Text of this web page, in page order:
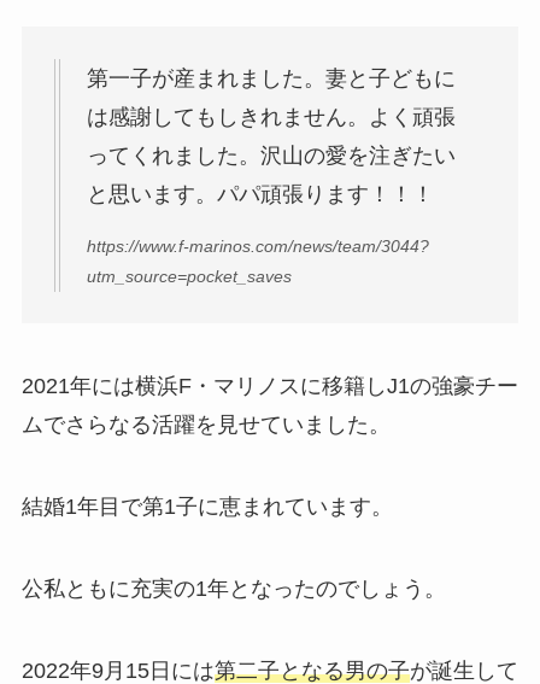
第一子が産まれました。妻と子どもに
は感謝してもしきれません。よく頑張
ってくれました。沢山の愛を注ぎたい
と思います。パパ頑張ります！！！
https://www.f-marinos.com/news/team/3044?
utm_source=pocket_saves
2021年には横浜F・マリノスに移籍しJ1の強豪チー
ムでさらなる活躍を見せていました。
結婚1年目で第1子に恵まれています。
公私ともに充実の1年となったのでしょう。
2022年9月15日には第二子となる男の子が誕生して